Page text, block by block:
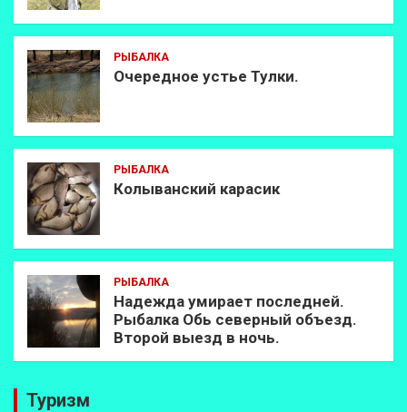
РЫБАЛКА
Очередное устье Тулки.
РЫБАЛКА
Колыванский карасик
РЫБАЛКА
Надежда умирает последней.
Рыбалка Обь северный объезд.
Второй выезд в ночь.
Туризм